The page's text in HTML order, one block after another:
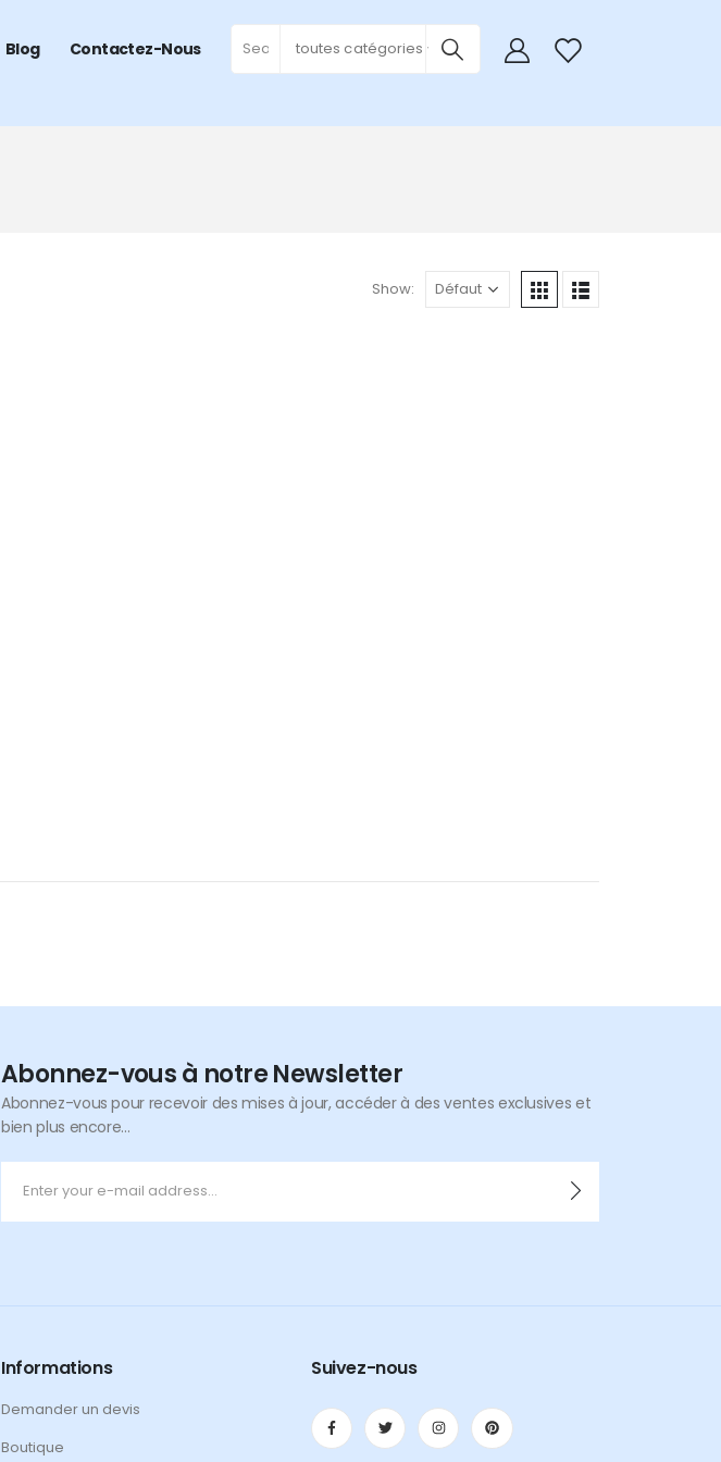
Blog Contactez-Nous toutes catégories 0
Show:
Abonnez-vous à notre Newsletter
Abonnez-vous pour recevoir des mises à jour, accéder à des ventes exclusives et
bien plus encore...
Informations
Demander un devis
Boutique
Suivez-nous